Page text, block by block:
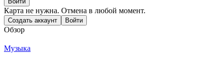
Карта не нужна. Отмена в любой момент.
Создать аккаунт Войти
Обзор
Музыка